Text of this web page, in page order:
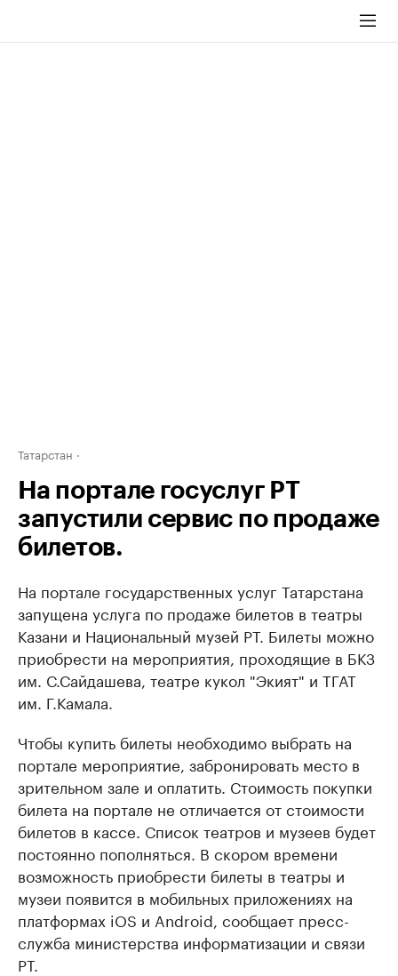
Татарстан
На портале госуслуг РТ
запустили сервис по продаже
билетов.
На портале государственных услуг Татарстана
запущена услуга по продаже билетов в театры
Казани и Национальный музей РТ. Билеты можно
приобрести на мероприятия, проходящие в БКЗ
им. С.Сайдашева, театре кукол "Экият" и ТГАТ
им. Г.Камала.
Чтобы купить билеты необходимо выбрать на
портале мероприятие, забронировать место в
зрительном зале и оплатить. Стоимость покупки
билета на портале не отличается от стоимости
билетов в кассе. Список театров и музеев будет
постоянно пополняться. В скором времени
возможность приобрести билеты в театры и
музеи появится в мобильных приложениях на
платформах iOS и Android, сообщает пресс-
служба министерства информатизации и связи
РТ.